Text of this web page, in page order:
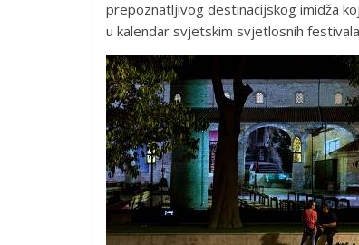
prepoznatljivog destinacijskog imidža
u kalendar svjetskim svjetlosnih